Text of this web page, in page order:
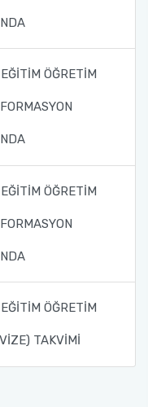
ÖĞRETİM
ÖĞRETİM
ÖĞRETİM
TAKVİMİ